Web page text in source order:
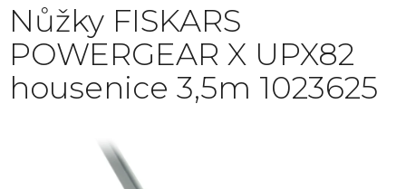
Nůžky FISKARS
POWERGEAR X UPX82
housenice 3,5m 1023625